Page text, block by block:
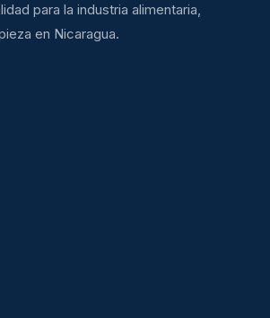
para la industria alimentaria,
en Nicaragua.